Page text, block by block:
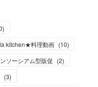
)
kitchen★料理動画 (10)
ソーシアム型販促 (2)
(3)